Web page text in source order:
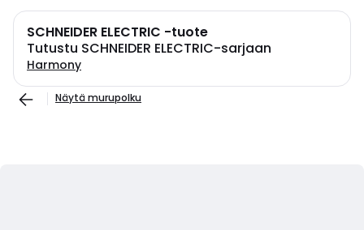
SCHNEIDER ELECTRIC -tuote
Tutustu SCHNEIDER ELECTRIC-sarjaan
Harmony
Näytä murupolku